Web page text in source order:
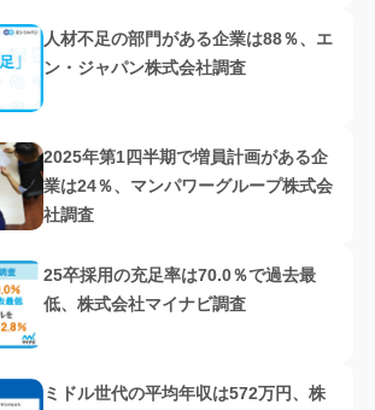
人材不足の部門がある企業は88％、エ
ン・ジャパン株式会社調査
2025年第1四半期で増員計画がある企
業は24％、マンパワーグループ株式会
社調査
25卒採用の充足率は70.0％で過去最
低、株式会社マイナビ調査
ミドル世代の平均年収は572万円、株